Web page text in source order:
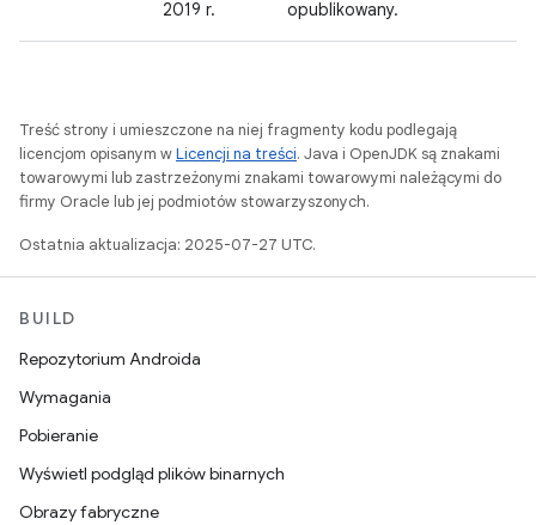
2019 r.
opublikowany.
Treść strony i umieszczone na niej fragmenty kodu podlegają
licencjom opisanym wLicencji na treści. Java i OpenJDK są znakami
towarowymi lub zastrzeżonymi znakami towarowymi należącymi do
firmy Oracle lub jej podmiotów stowarzyszonych.
Ostatnia aktualizacja: 2025-07-27 UTC.
BUILD
Repozytorium Androida
Wymagania
Pobieranie
Wyświetl podgląd plików binarnych
Obrazy fabryczne